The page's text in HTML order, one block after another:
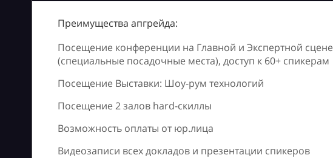
Преимущества апгрейда:
Посещение конференции на Главной и Экспертной сцене
(специальные посадочные места), доступ к 60+ спикерам
Посещение Выставки: Шоу-рум технологий
Посещение 2 залов hard-скиллы
Возможность оплаты от юр.лица
Видеозаписи всех докладов и презентации спикеров